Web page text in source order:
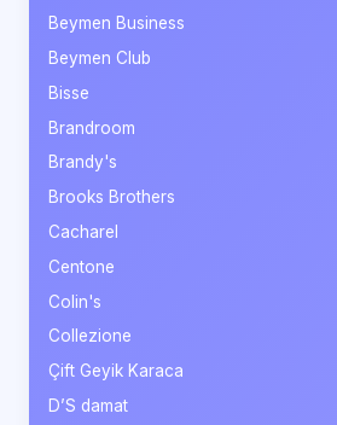
Beymen Business
Beymen Club
Bisse
Brandroom
Brandy's
Brooks Brothers
Cacharel
Centone
Colin's
Collezione
Çift Geyik Karaca
D’S damat